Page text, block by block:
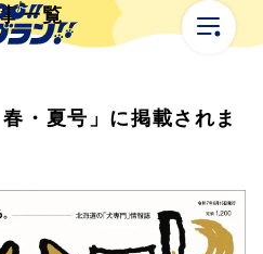
一覧
・夏号」に掲載されま